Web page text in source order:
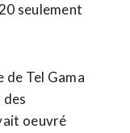
seulement
de Tel Gama
oeuvré